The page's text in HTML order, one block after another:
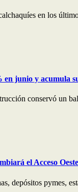
en los
junio y acumula
conservó un
el Acceso
depósitos pymes,